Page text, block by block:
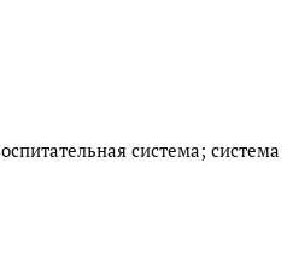
система; система